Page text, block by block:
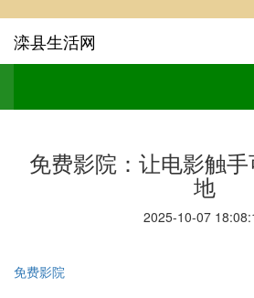
滦县生活网
免费影院：让电影触
地
2025-10-07
免费影院